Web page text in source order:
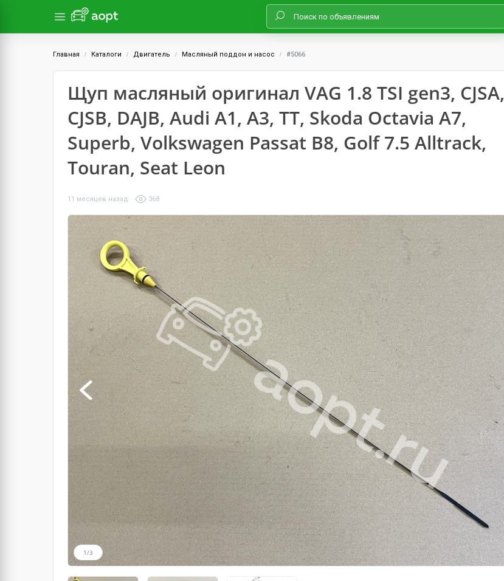
Главная Каталоги Двигатель Масляный поддон и насос #5066
Щуп масляный оригинал VAG 1.8 TSI gen3, CJSA,
CJSB, DAJB, Audi A1, A3, TT, Skoda Octavia A7,
Superb, Volkswagen Passat B8, Golf 7.5 Alltrack,
Touran, Seat Leon
11 месяцев назад 368
1/3